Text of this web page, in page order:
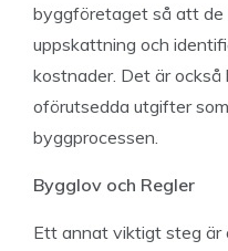
byggföretaget så att de
uppskattning och
kostnader. Det är
oförutsedda utgifter
byggprocessen.
Bygglov och Regler
Ett annat viktigt steg